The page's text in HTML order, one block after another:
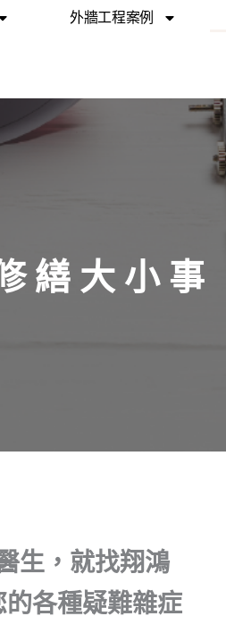
外牆工程案例
繕大小事
生，就找翔鴻
的各種疑難雜症